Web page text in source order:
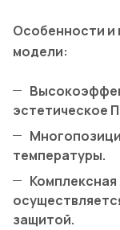
Особенности и
модели:
эстетическое
температуры.
защитой.